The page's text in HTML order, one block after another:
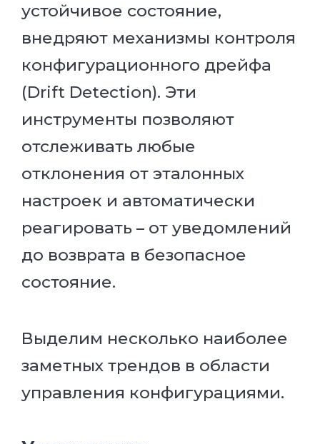
устойчивое состояние,
внедряют механизмы контроля
конфигурационного дрейфа
(Drift Detection). Эти
инструменты позволяют
отслеживать любые
отклонения от эталонных
настроек и автоматически
реагировать – от уведомлений
до возврата в безопасное
состояние.
Выделим несколько наиболее
заметных трендов в области
управления конфигурациями.